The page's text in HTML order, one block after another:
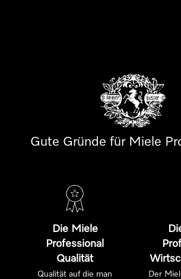
Gute Gründe für Miele
Die Miele
Professional
Qualität
Qualität auf die man
Der